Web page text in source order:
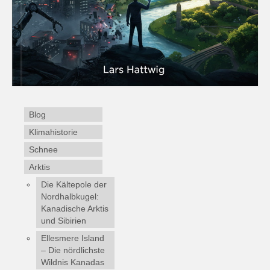
Blog
Klimahistorie
Schnee
Arktis
Die Kältepole der
Nordhalbkugel:
Kanadische Arktis
und Sibirien
Ellesmere Island
– Die nördlichste
Wildnis Kanadas